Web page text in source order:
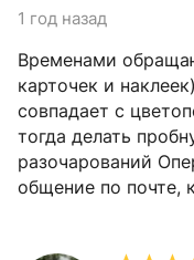
1 год назад
Временами
карточек и
совпадает с
тогда делать
разочарований
общение по почте,